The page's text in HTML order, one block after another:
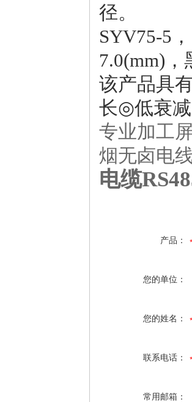
径。
SYV75-5
7.0(mm)，
该产品具
长◎低衰
专业加工
烟无卤电
电缆
产品：
您的单位：
您的姓名：
联系电话：
常用邮箱：